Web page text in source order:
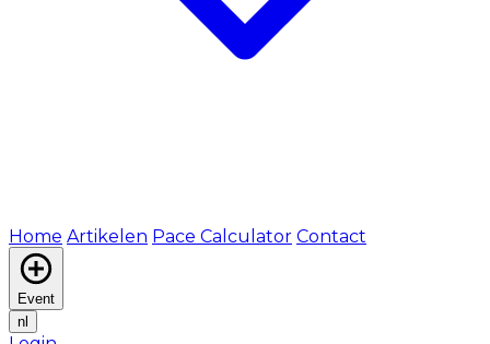
Home Artikelen Pace Calculator Contact
Event
nl